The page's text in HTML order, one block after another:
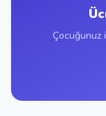
Çocuğunuz